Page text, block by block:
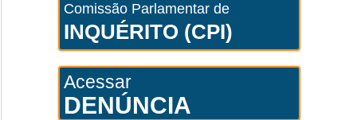
Comissão Parlamentar de
INQUÉRITO (CPI)
Acessar
DENÚNCIA